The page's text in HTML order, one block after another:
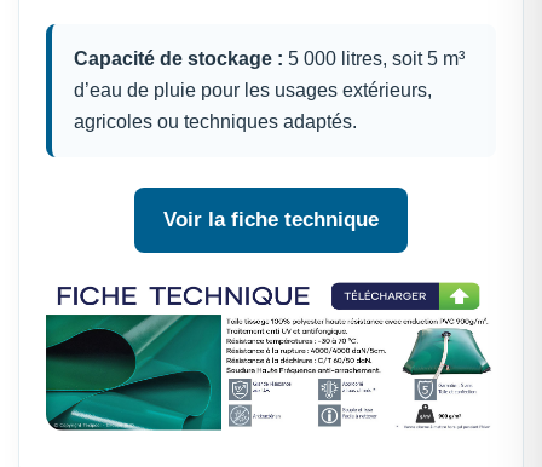
Capacité de stockage : 5 000 litres, soit 5 m³
d’eau de pluie pour les usages extérieurs,
agricoles ou techniques adaptés.
Voir la fiche technique